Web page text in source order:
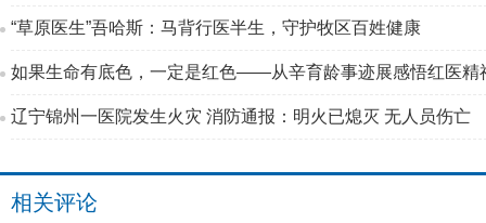
“草原医生”吾哈斯：马背行医半生，守护牧区百姓健康
如果生命有底色，一定是红色——从辛育龄事迹展感悟红医精
辽宁锦州一医院发生火灾 消防通报：明火已熄灭 无人员伤亡
相关评论